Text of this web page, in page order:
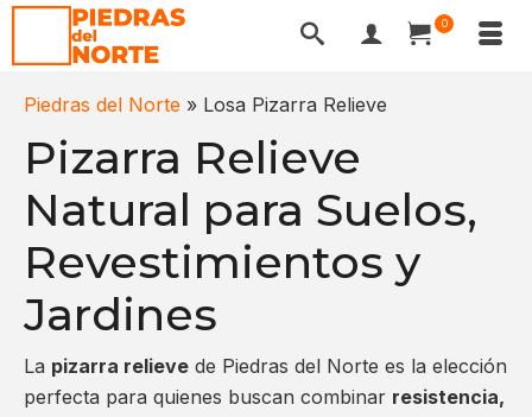
0
Piedras del Norte » Losa Pizarra Relieve
Pizarra Relieve
Natural para Suelos,
Revestimientos y
Jardines
La pizarra relieve de Piedras del Norte es la elección
perfecta para quienes buscan combinar resistencia,